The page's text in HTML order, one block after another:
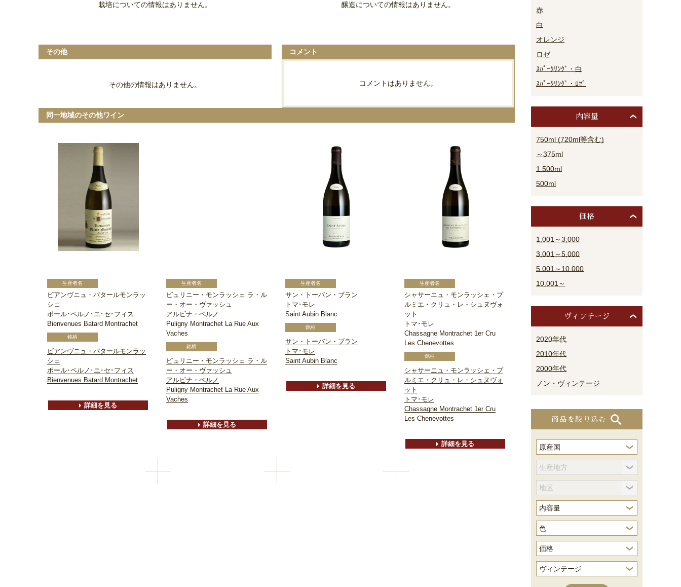
栽培についての情報はありません。 醸造についての情報はありません。
その他
その他の情報はありません。
コメント
コメントはありません。
同一地域のその他ワイン
ビアンヴニュ・バタールモンラッ
シェ
ポール･ペルノ･エ･セ･フィス
Bienvenues Batard Montrachet
ビアンヴニュ・バタールモンラッ
シェ
ポール･ペルノ･エ･セ･フィス
Bienvenues Batard Montrachet
詳細を見る
ピュリニー・モンラッシェ ラ・ル
ー・オー・ヴァッシュ
アルビナ・ペルノ
Puligny Montrachet La Rue Aux
Vaches
ピュリニー・モンラッシェ ラ・ル
ー・オー・ヴァッシュ
アルビナ・ペルノ
Puligny Montrachet La Rue Aux
Vaches
詳細を見る
サン・トーバン・ブラン
トマ･モレ
Saint Aubin Blanc
サン・トーバン・ブラン
トマ･モレ
Saint Aubin Blanc
詳細を見る
シャサーニュ・モンラッシェ・プ
ルミエ・クリュ・レ・シュヌヴォ
ット
トマ･モレ
Chassagne Montrachet 1er Cru
Les Chenevottes
シャサーニュ・モンラッシェ・プ
ルミエ・クリュ・レ・シュヌヴォ
ット
トマ･モレ
Chassagne Montrachet 1er Cru
Les Chenevottes
詳細を見る
赤
白
オレンジ
ロゼ
ｽﾊﾟｰｸﾘﾝｸﾞ・白
ｽﾊﾟｰｸﾘﾝｸﾞ・ﾛｾﾞ
内容量
750ml (720ml等含む)
～375ml
1,500ml
500ml
価格
1,001～3,000
3,001～5,000
5,001～10,000
10,001～
ヴィンテージ
2020年代
2010年代
2000年代
ノン・ヴィンテージ
商品を絞り込む